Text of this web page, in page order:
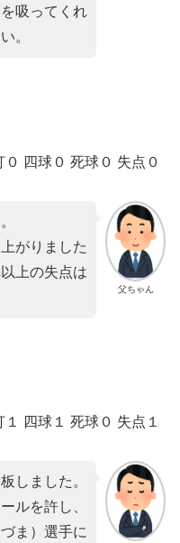
吸ってくれ
。
四球０ 死球０ 失点０
父ちゃん
がりました
上の失点は
四球１ 死球０ 失点１
しました。
ルを許し、
ま）選手に